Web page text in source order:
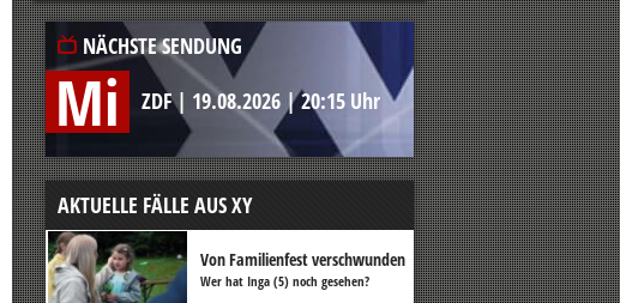
NÄCHSTE SENDUNG
Mi ZDF| 19.08.2026 |20:15 Uhr
AKTUELLE FÄLLE AUS XY
Von Familienfest verschwunden
Wer hat Inga (5) noch gesehen?